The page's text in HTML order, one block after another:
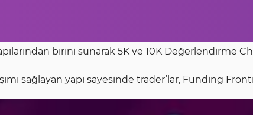
birini sunarak 5K ve 10K Değerlendirme
sağlayan yapı sayesinde trader’lar, Funding